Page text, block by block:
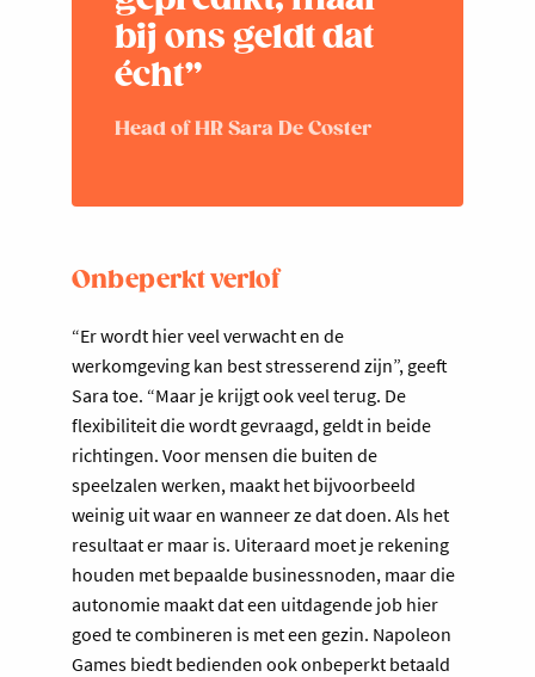
bij ons geldt dat
écht”
Head of HR Sara De Coster
Onbeperkt verlof
“Er wordt hier veel verwacht en de
werkomgeving kan best stresserend zijn”, geeft
Sara toe. “Maar je krijgt ook veel terug. De
flexibiliteit die wordt gevraagd, geldt in beide
richtingen. Voor mensen die buiten de
speelzalen werken, maakt het bijvoorbeeld
weinig uit waar en wanneer ze dat doen. Als het
resultaat er maar is. Uiteraard moet je rekening
houden met bepaalde businessnoden, maar die
autonomie maakt dat een uitdagende job hier
goed te combineren is met een gezin. Napoleon
Games biedt bedienden ook onbeperkt betaald